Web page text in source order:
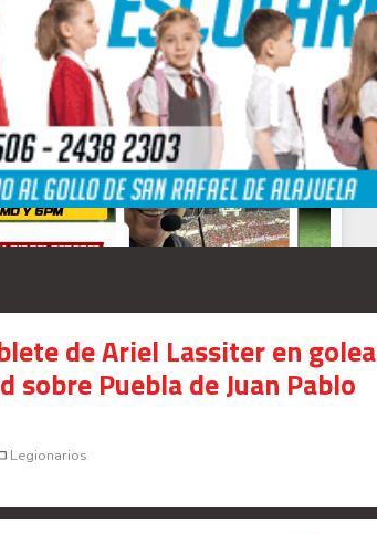
en bienes gananciales
!!
Radio Actual
de Ariel Lassiter en
sobre Puebla de Juan Pablo
Legionarios